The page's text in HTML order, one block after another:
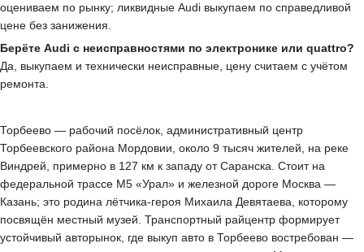
оцениваем по рынку; ликвидные Audi выкупаем по справедливой
цене без занижения.
Берёте Audi с неисправностями по электронике или quattro?
Да, выкупаем и технически неисправные, цену считаем с учётом
ремонта.
Торбеево — рабочий посёлок, административный центр
Торбеевского района Мордовии, около 9 тысяч жителей, на реке
Виндрей, примерно в 127 км к западу от Саранска. Стоит на
федеральной трассе М5 «Урал» и железной дороге Москва —
Казань; это родина лётчика-героя Михаила Девятаева, которому
посвящён местный музей. Транспортный райцентр формирует
устойчивый авторынок, где выкуп авто в Торбеево востребован —